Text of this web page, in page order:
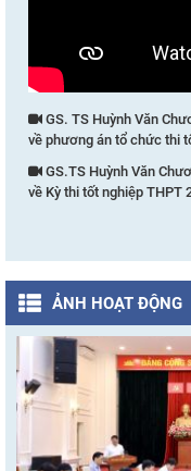
GS. TS Huỳnh Văn
về phương án tổ chức thi
GS.TS Huỳnh Văn
về Kỳ thi tốt nghiệp THPT
ẢNH HOẠT ĐỘNG